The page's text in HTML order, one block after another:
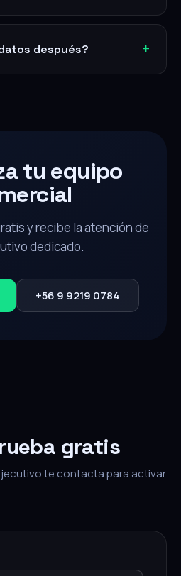
después?
tu equipo
y recibe la atención de
dedicado.
+56 9 9219 0784
gratis
te contacta para activar